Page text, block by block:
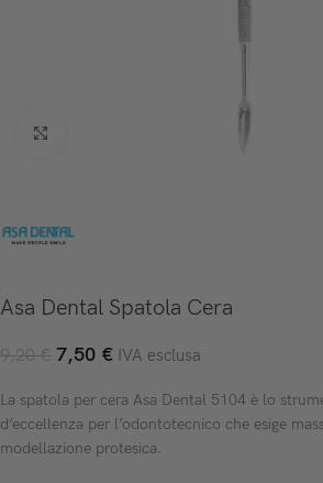
Asa Dental Spatola Cera
9,20€ 7,50 € IVA esclusa
La spatola per cera Asa Dental 5104 è lo
d’eccellenza per l’odontotecnico che esige
modellazione protesica.